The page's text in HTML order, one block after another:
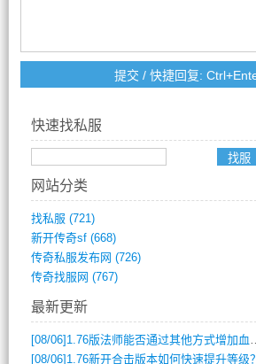
快速找私服
网站分类
找私服 (721)
新开传奇sf(668)
传奇私服发布网 (726)
传奇找服网 (767)
最新更新
[08/06] 1.76版法师能否通过其他方式增加血量？
[08/06] 1.76新开合击版本如何快速提升等级？